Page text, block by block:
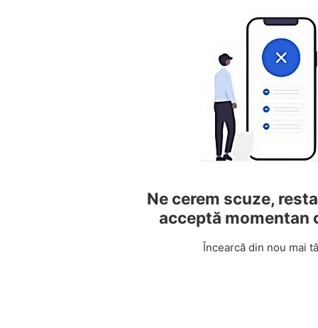
Ne cerem scuze,
acceptă momentan
Încearcă din nou mai